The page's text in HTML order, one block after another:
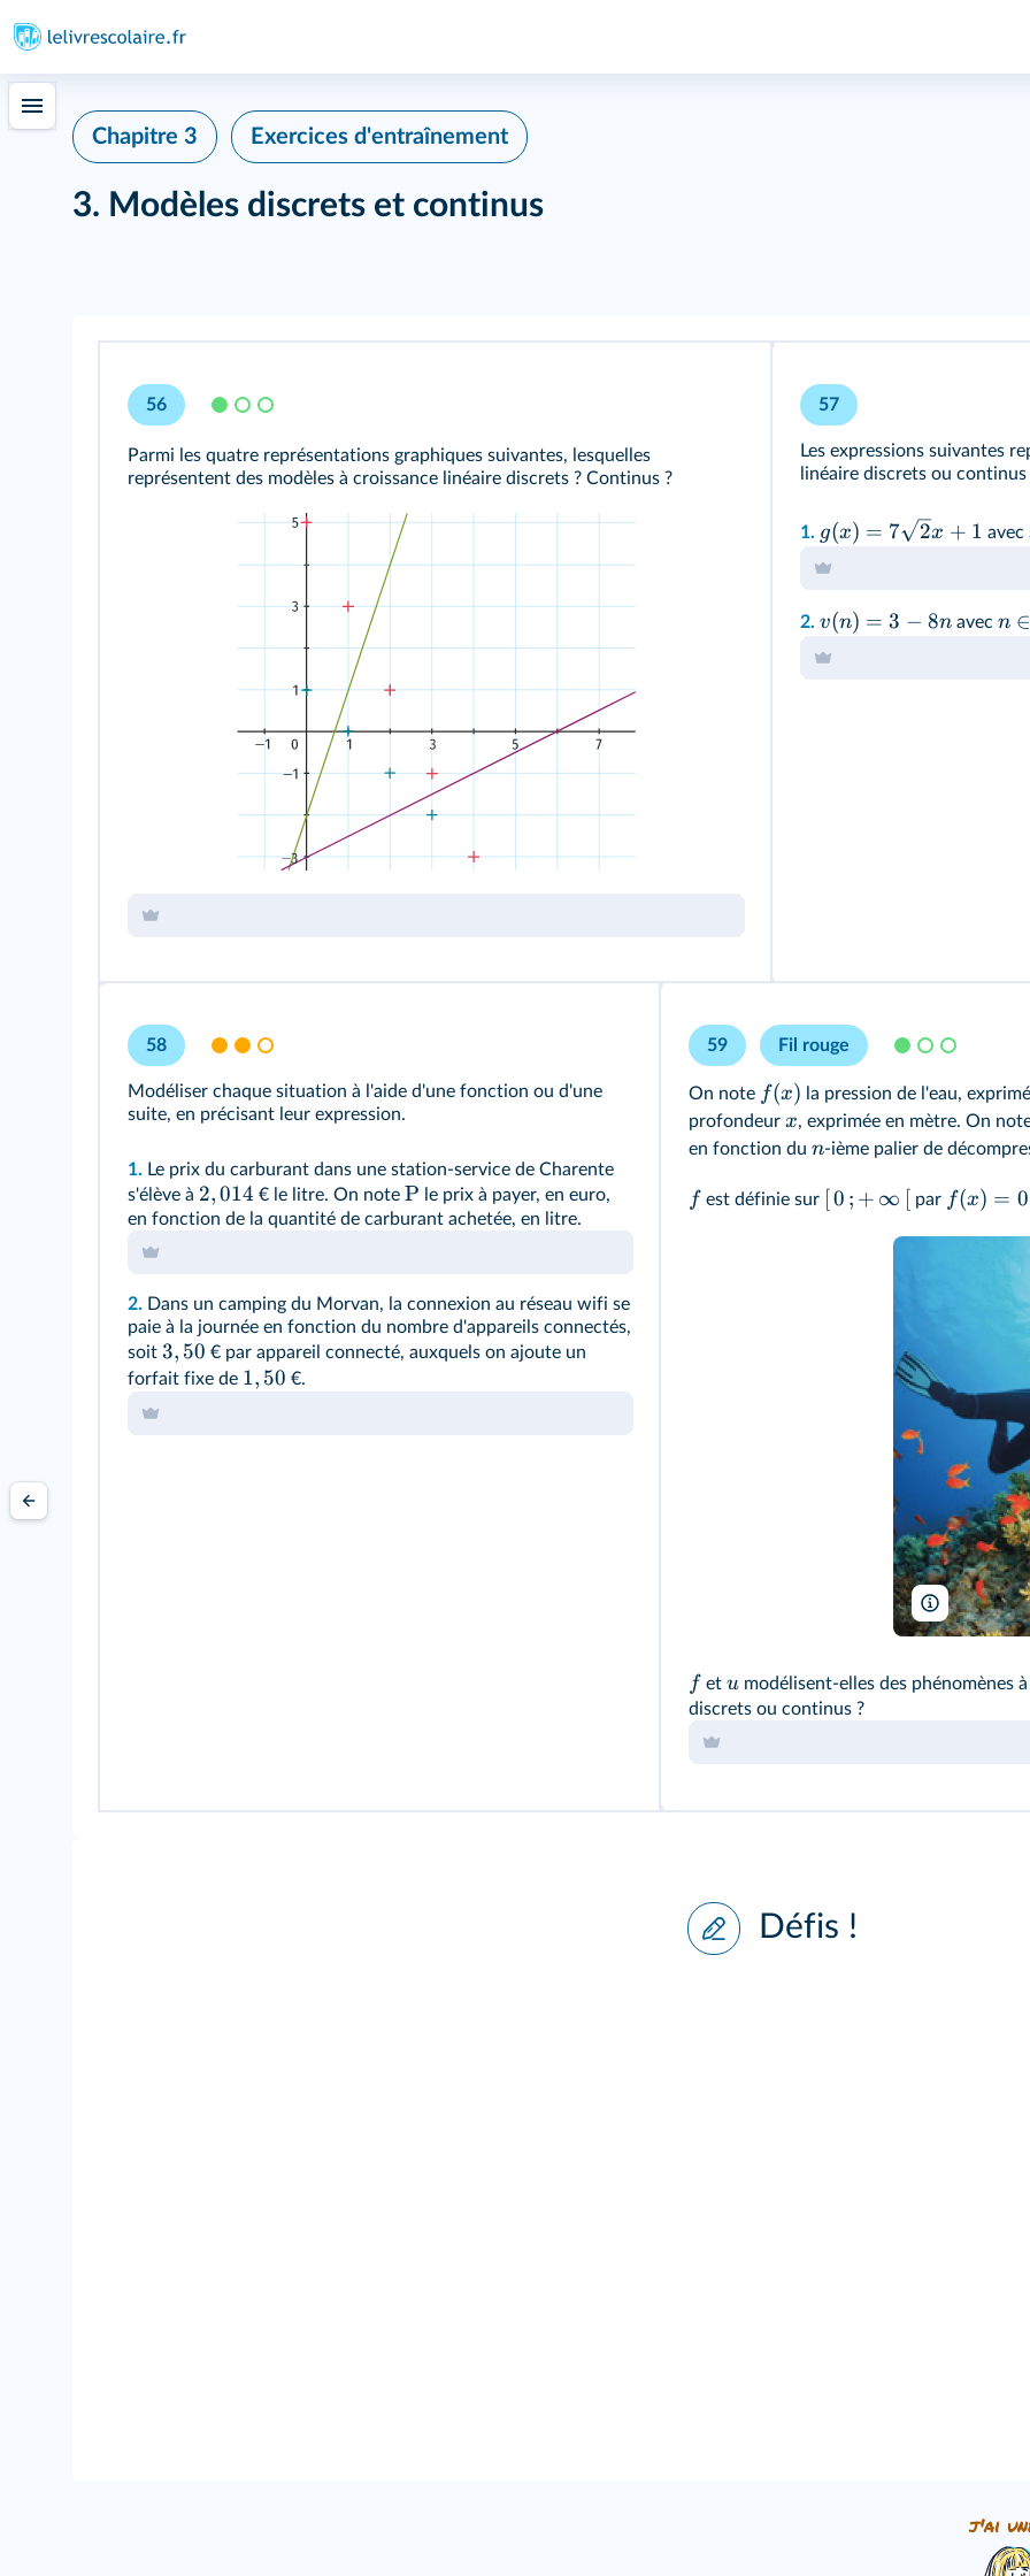
Chapitre 3 Exercices d'entraînement
3. Modèles discrets et continus
56
Parmi les quatre représentations graphiques suivantes, lesquelles
représentent des modèles à croissance linéaire discrets ? Continus ?
57
Les expressions suivantes
linéaire discrets ou
1. g(x) = 7 2x + 1 avec
2. v(n) = 3 − 8n avecn ∈
58
Modéliser chaque situation à l'aide d'une fonction ou d'une
suite, en précisant leur expression.
1. Le prix du carburant dans une station-service de Charente
s'élève à 2,014 € le litre. On note P le prix à payer, en euro,
en fonction de la quantité de carburant achetée, en litre.
2. Dans un camping du Morvan, la connexion au réseau wifi se
paie à la journée en fonction du nombre d'appareils connectés,
soit 3, 50 € par appareil connecté, auxquels on ajoute un
forfait fixe de 1, 50 €.
59 Fil rouge
On note f(x) la pression de l'eau,
profondeur x, exprimée en mètre. On
en fonction du n-ième palier de
f est définie sur [0 ; + ∞ [ par f(x) = 0
f et umodélisent-elles des phénomènes
discrets ou continus ?
Défis !
j'ai